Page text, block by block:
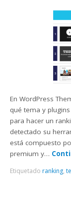
En WordPress
qué tema y
para hacer un
detectado su
está compuesto
premium y…
Etiquetado ranking,